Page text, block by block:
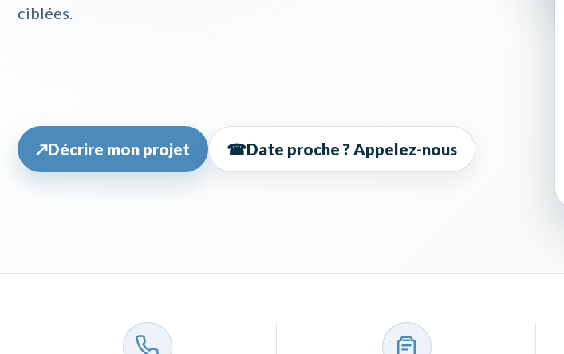
ciblées.
↗Décrire mon projet ☎Date proche ? Appelez-nous